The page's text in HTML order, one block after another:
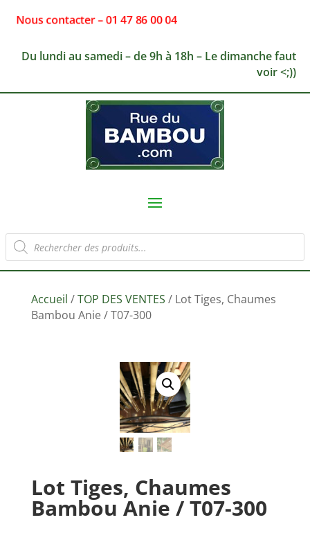
Nous contacter – 01 47 86 00 04
Du lundi au samedi – de 9h à 18h – Le dimanche faut
voir <;))
Recherche
de
produits
Accueil /TOP DES VENTES / Lot Tiges, Chaumes
Bambou Anie / T07-300
Lot Tiges, Chaumes
Bambou Anie / T07-300